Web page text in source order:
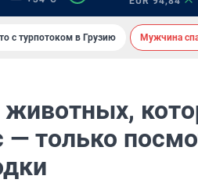
с турпотоком в Грузию Мужчина
животных,
— только